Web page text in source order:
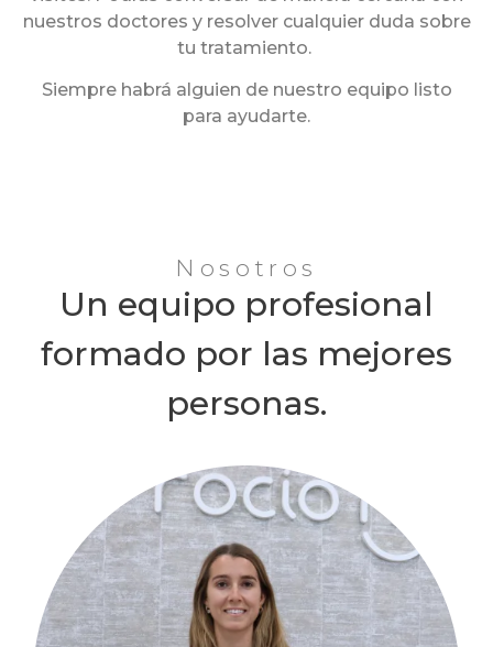
nuestros doctores y resolver cualquier duda sobre
tu tratamiento.
Siempre habrá alguien de nuestro equipo listo
para ayudarte.
Nosotros
Un equipo profesional
formado por las mejores
personas.